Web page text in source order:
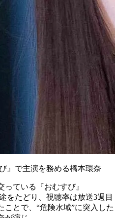
』で主演を務める橋本環奈
ている『おむすび』
をたどり、視聴率は放送3週目
ことで、“危険水域”に突入した